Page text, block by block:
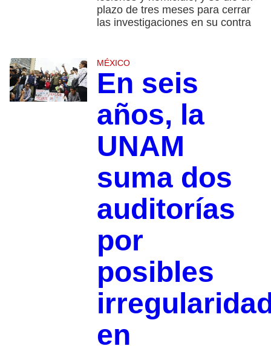
plazo de tres meses para cerrar
las investigaciones en su contra
MÉXICO
En seis
años, la
UNAM
suma dos
auditorías
por
posibles
en